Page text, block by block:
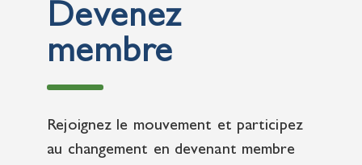
Devenez
membre
Rejoignez le mouvement et participez
au changement en devenant membre